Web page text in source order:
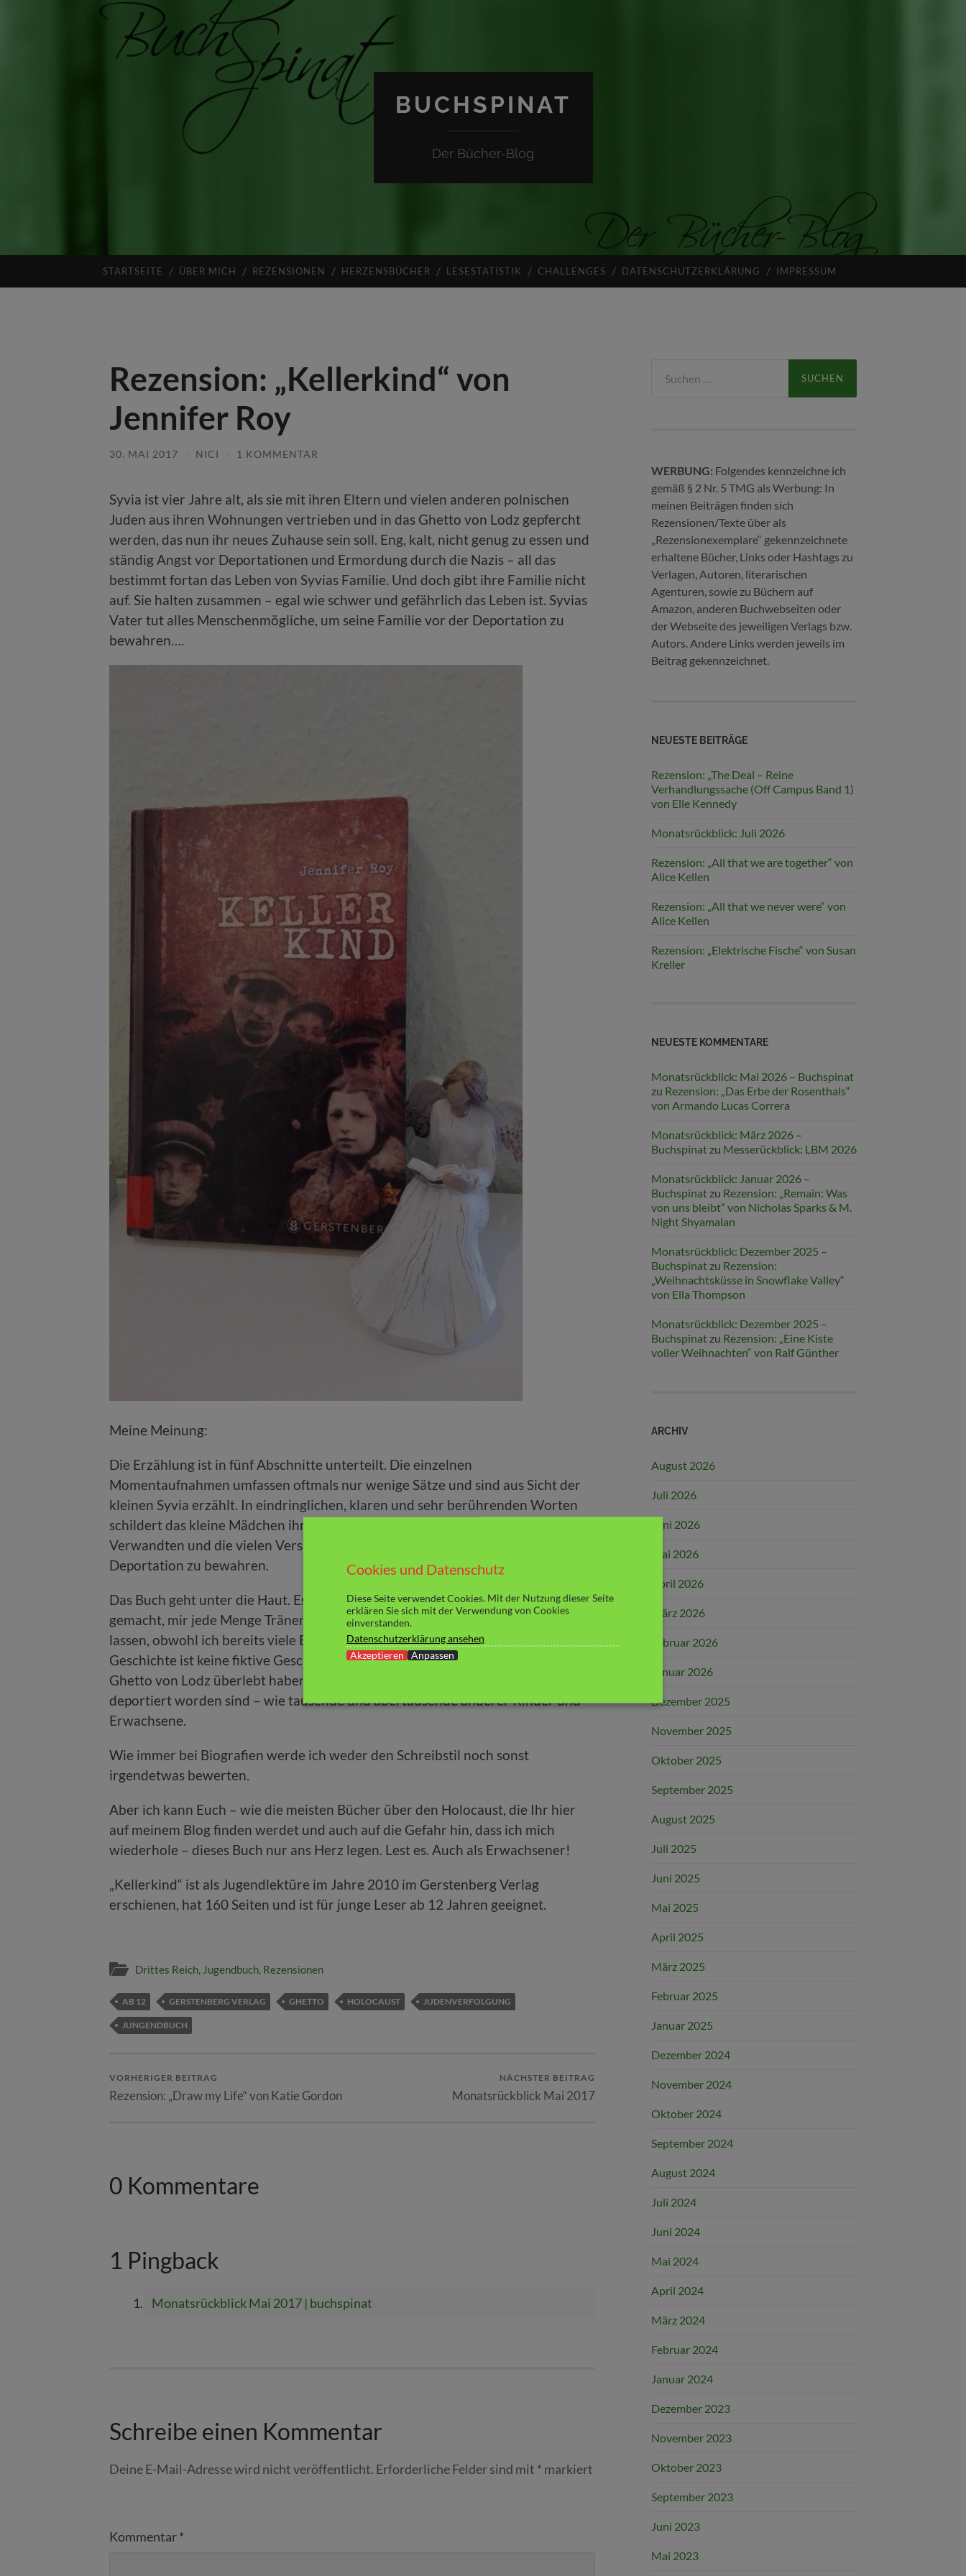
BUCHSPINAT
Der Bücher-Blog
STARTSEITE ÜBER MICH REZENSIONEN HERZENSBÜCHER LESESTATISTIK CHALLENGES DATENSCHUTZERKLÄRUNG IMPRESSUM
Rezension: „Kellerkind“ von
Jennifer Roy
30. MAI 2017 NICI 1 KOMMENTAR
Syvia ist vier Jahre alt, als sie mit ihren Eltern und vielen anderen polnischen
Juden aus ihren Wohnungen vertrieben und in das Ghetto von Lodz gepfercht
werden, das nun ihr neues Zuhause sein soll. Eng, kalt, nicht genug zu essen und
ständig Angst vor Deportationen und Ermordung durch die Nazis – all das
bestimmt fortan das Leben von Syvias Familie. Und doch gibt ihre Familie nicht
auf. Sie halten zusammen – egal wie schwer und gefährlich das Leben ist. Syvias
Vater tut alles Menschenmögliche, um seine Familie vor der Deportation zu
bewahren….
Meine Meinung:
Die Erzählung ist in fünf Abschnitte unterteilt. Die einzelnen
Momentaufnahmen umfassen oftmals nur wenige Sätze und sind aus Sicht der
kleinen Syvia erzählt. In eindringlichen, klaren und sehr berührenden Worten
schildert das kleine Mädchen ihre Erlebnisse, Abschied von Freunden und
Verwandten und die vielen Versuche ihres Vaters, sie vor der sicheren
Deportation zu bewahren.
Das Buch geht unter die Haut. Es hat mir beim Lesen unfassbar oft Gänsehaut
gemacht, mir jede Menge Tränen entlockt. Mich fassungslos den Kopf schütteln
lassen, obwohl ich bereits viele Bücher über den Holocaust gelesen habe. Syvias
Geschichte ist keine fiktive Geschichte. Syvia ist eines der 12 Kinder, die das
Ghetto von Lodz überlebt haben. Die nicht in die Konzentrationslager
deportiert worden sind – wie tausende und abertausende anderer Kinder und
Erwachsene.
Wie immer bei Biografien werde ich weder den Schreibstil noch sonst
irgendetwas bewerten.
Aber ich kann Euch – wie die meisten Bücher über den Holocaust, die Ihr hier
auf meinem Blog finden werdet und auch auf die Gefahr hin, dass ich mich
wiederhole – dieses Buch nur ans Herz legen. Lest es. Auch als Erwachsener!
„Kellerkind“ ist als Jugendlektüre im Jahre 2010 im Gerstenberg Verlag
erschienen, hat 160 Seiten und ist für junge Leser ab 12 Jahren geeignet.
Drittes Reich, Jugendbuch, Rezensionen
AB 12 GERSTENBERG VERLAG GHETTO HOLOCAUST JUDENVERFOLGUNG
JUNGENDBUCH
VORHERIGER BEITRAG
Rezension: „Draw my Life“ von Katie Gordon
NÄCHSTER BEITRAG
Monatsrückblick Mai 2017
0 Kommentare
1 Pingback
Monatsrückblick Mai 2017 | buchspinat
Schreibe einen Kommentar
Deine E-Mail-Adresse wird nicht veröffentlicht. Erforderliche Felder sind mit * markiert
Kommentar*
nach:
WERBUNG: Folgendes kennzeichne ich
gemäß § 2 Nr. 5 TMG als Werbung: In
meinen Beiträgen finden sich
Rezensionen/Texte über als
„Rezensionexemplare“ gekennzeichnete
erhaltene Bücher, Links oder Hashtags zu
Verlagen, Autoren, literarischen
Agenturen, sowie zu Büchern auf
Amazon, anderen Buchwebseiten oder
der Webseite des jeweiligen Verlags bzw.
Autors. Andere Links werden jeweils im
Beitrag gekennzeichnet.
NEUESTE BEITRÄGE
Rezension: „The Deal – Reine
Verhandlungssache (Off Campus Band 1)
von Elle Kennedy
Monatsrückblick: Juli 2026
Rezension: „All that we are together“ von
Alice Kellen
Rezension: „All that we never were“ von
Alice Kellen
Rezension: „Elektrische Fische“ von Susan
Kreller
NEUESTE KOMMENTARE
Monatsrückblick: Mai 2026 – Buchspinat
zu Rezension: „Das Erbe der Rosenthals“
von Armando Lucas Correra
Monatsrückblick: März 2026 –
Buchspinat zu Messerückblick: LBM 2026
Monatsrückblick: Januar 2026 –
Buchspinat zu Rezension: „Remain: Was
von uns bleibt“ von Nicholas Sparks & M.
Night Shyamalan
Monatsrückblick: Dezember 2025 –
Buchspinat zu Rezension:
„Weihnachtsküsse in Snowflake Valley“
von Ella Thompson
Monatsrückblick: Dezember 2025 –
Buchspinat zu Rezension: „Eine Kiste
voller Weihnachten“ von Ralf Günther
ARCHIV
August 2026
Juli 2026
Juni 2026
Mai 2026
April 2026
März 2026
Februar 2026
Januar 2026
Dezember 2025
November 2025
Oktober 2025
September 2025
August 2025
Juli 2025
Juni 2025
Mai 2025
April 2025
März 2025
Februar 2025
Januar 2025
Dezember 2024
November 2024
Oktober 2024
September 2024
August 2024
Juli 2024
Juni 2024
Mai 2024
April 2024
März 2024
Februar 2024
Januar 2024
Dezember 2023
November 2023
Oktober 2023
September 2023
Juni 2023
Mai 2023
Cookies und Datenschutz
Diese Seite verwendet Cookies. Mit der Nutzung dieser Seite
erklären Sie sich mit der Verwendung von Cookies
einverstanden.
Datenschutzerklärung ansehen
Akzeptieren
Anpassen